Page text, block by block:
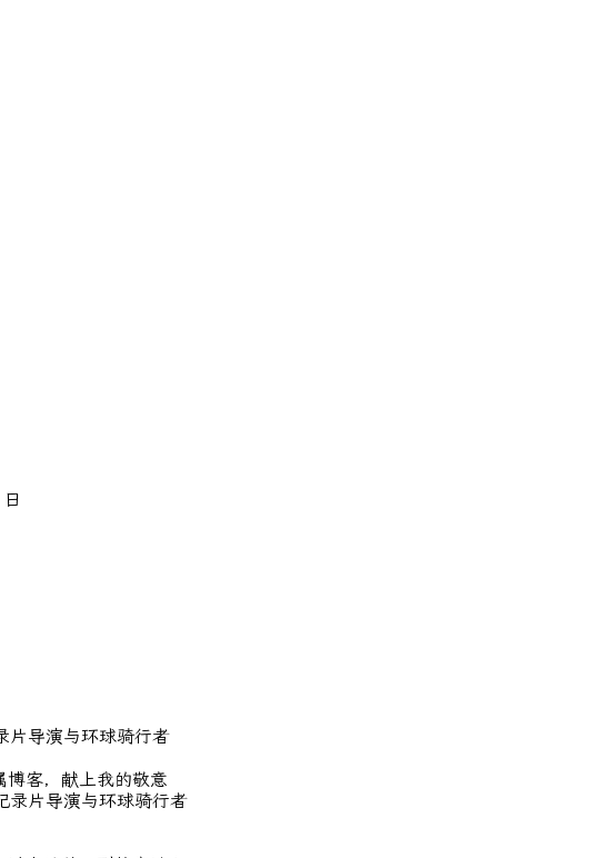
片导演与环球骑行者
博客，献上我的敬意
录片导演与环球骑行者